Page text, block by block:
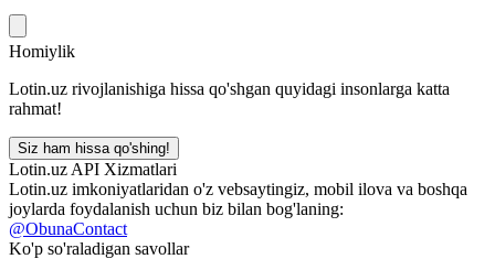
Homiylik
Lotin.uz rivojlanishiga hissa qo'shgan quyidagi insonlarga katta
rahmat!
Siz ham hissa qo'shing!
Lotin.uz API Xizmatlari
Lotin.uz imkoniyatlaridan o'z vebsaytingiz, mobil ilova va boshqa
joylarda foydalanish uchun biz bilan bog'laning:
@ObunaContact
Ko'p so'raladigan savollar